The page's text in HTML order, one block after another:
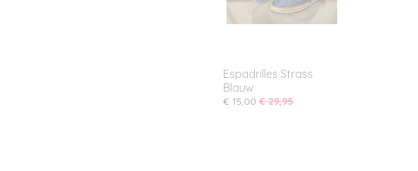
Espadrilles Strass
Blauw
€ 15,00 € 29,95